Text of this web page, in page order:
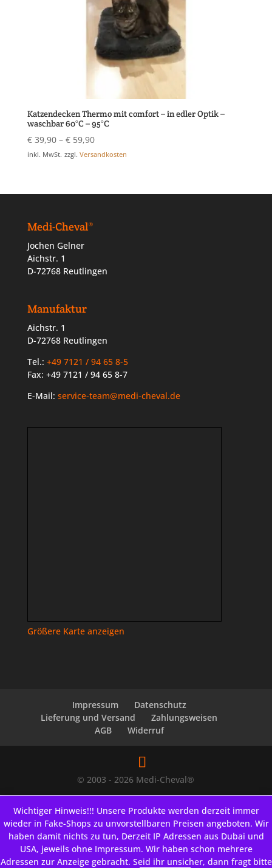
Wichtiger Hinweis!!! Unsere Produkte werden derzeit immer
wieder in Fake-Shops zu unvorstellbaren Preisen angeboten. Wir
haben damit nichts zu tun, Derzeit IP Adressen aus Dubai und
USA, jeweils ohne Impressum. Wir haben schon mehrere
Adressen zur Anzeige gebracht. Seid ihr unsicher, dann fragt bitte
Katzendecken Thermo mit comfort – in edler Optik –
waschbar 60°C – 95°C
€39,90– €59,90
inkl. MwSt. zzgl. Versandkosten
Medi-Cheval®
Jochen Gelner
Aichstr. 1
D-72768 Reutlingen
Manufaktur
Aichstr. 1
D-72768 Reutlingen
Tel.: +49 7121 / 94 65 8-5
Fax: +49 7121 / 94 65 8-7
E-Mail: service-team@medi-cheval.de
Größere Karte anzeigen
Impressum
Datenschutz
Lieferung und Versand
Zahlungsweisen
AGB
Widerruf
© 2003 - 2026 Medi-Cheval®